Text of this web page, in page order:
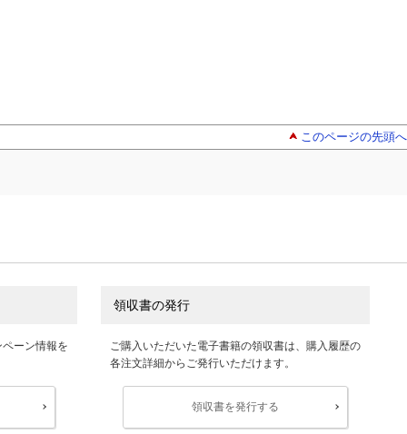
このページの先頭へ
ーン情報を
領収書の発行
ご購入いただいた電子書籍の領収書は、購入履歴の
各注文詳細からご発行いただけます。
領収書を発行する